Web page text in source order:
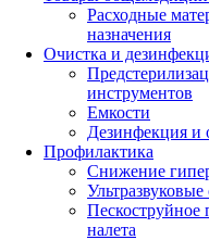
Расходные
назначения
Очистка и
инструментов
Емкости
Дезинфекция и
Профилактика
Снижение
Пескоструйное
налета